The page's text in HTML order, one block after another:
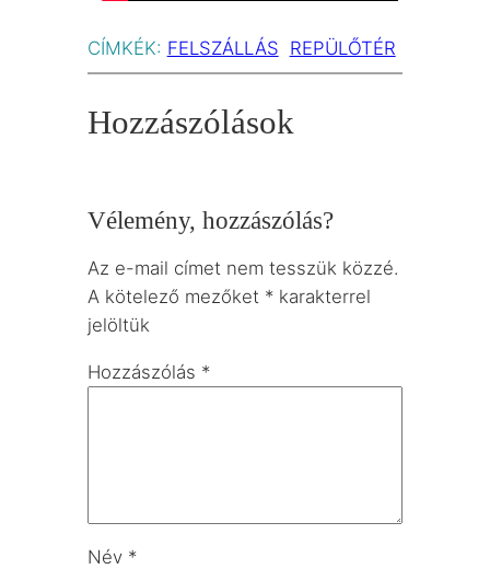
CÍMKÉK: FELSZÁLLÁS REPÜLŐTÉR
Hozzászólások
Vélemény, hozzászólás?
Az e-mail címet nem tesszük közzé.
A kötelező mezőket *karakterrel
jelöltük
Hozzászólás *
Név *